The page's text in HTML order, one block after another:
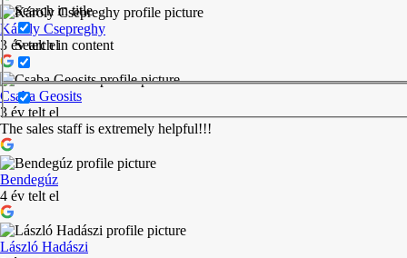
Search in title
Search in content
Károly Csepreghy
3 év telt el
Csaba Geosits
3 év telt el
The sales staff is extremely helpful!!!
Bendegúz
4 év telt el
László Hadászi